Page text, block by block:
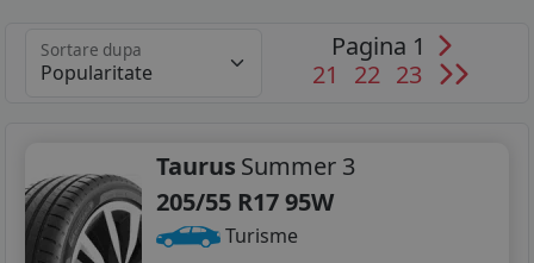
Sortare dupa
Pagina 1
21
22 23
Taurus Summer 3
205/55 R17 95W
Turisme